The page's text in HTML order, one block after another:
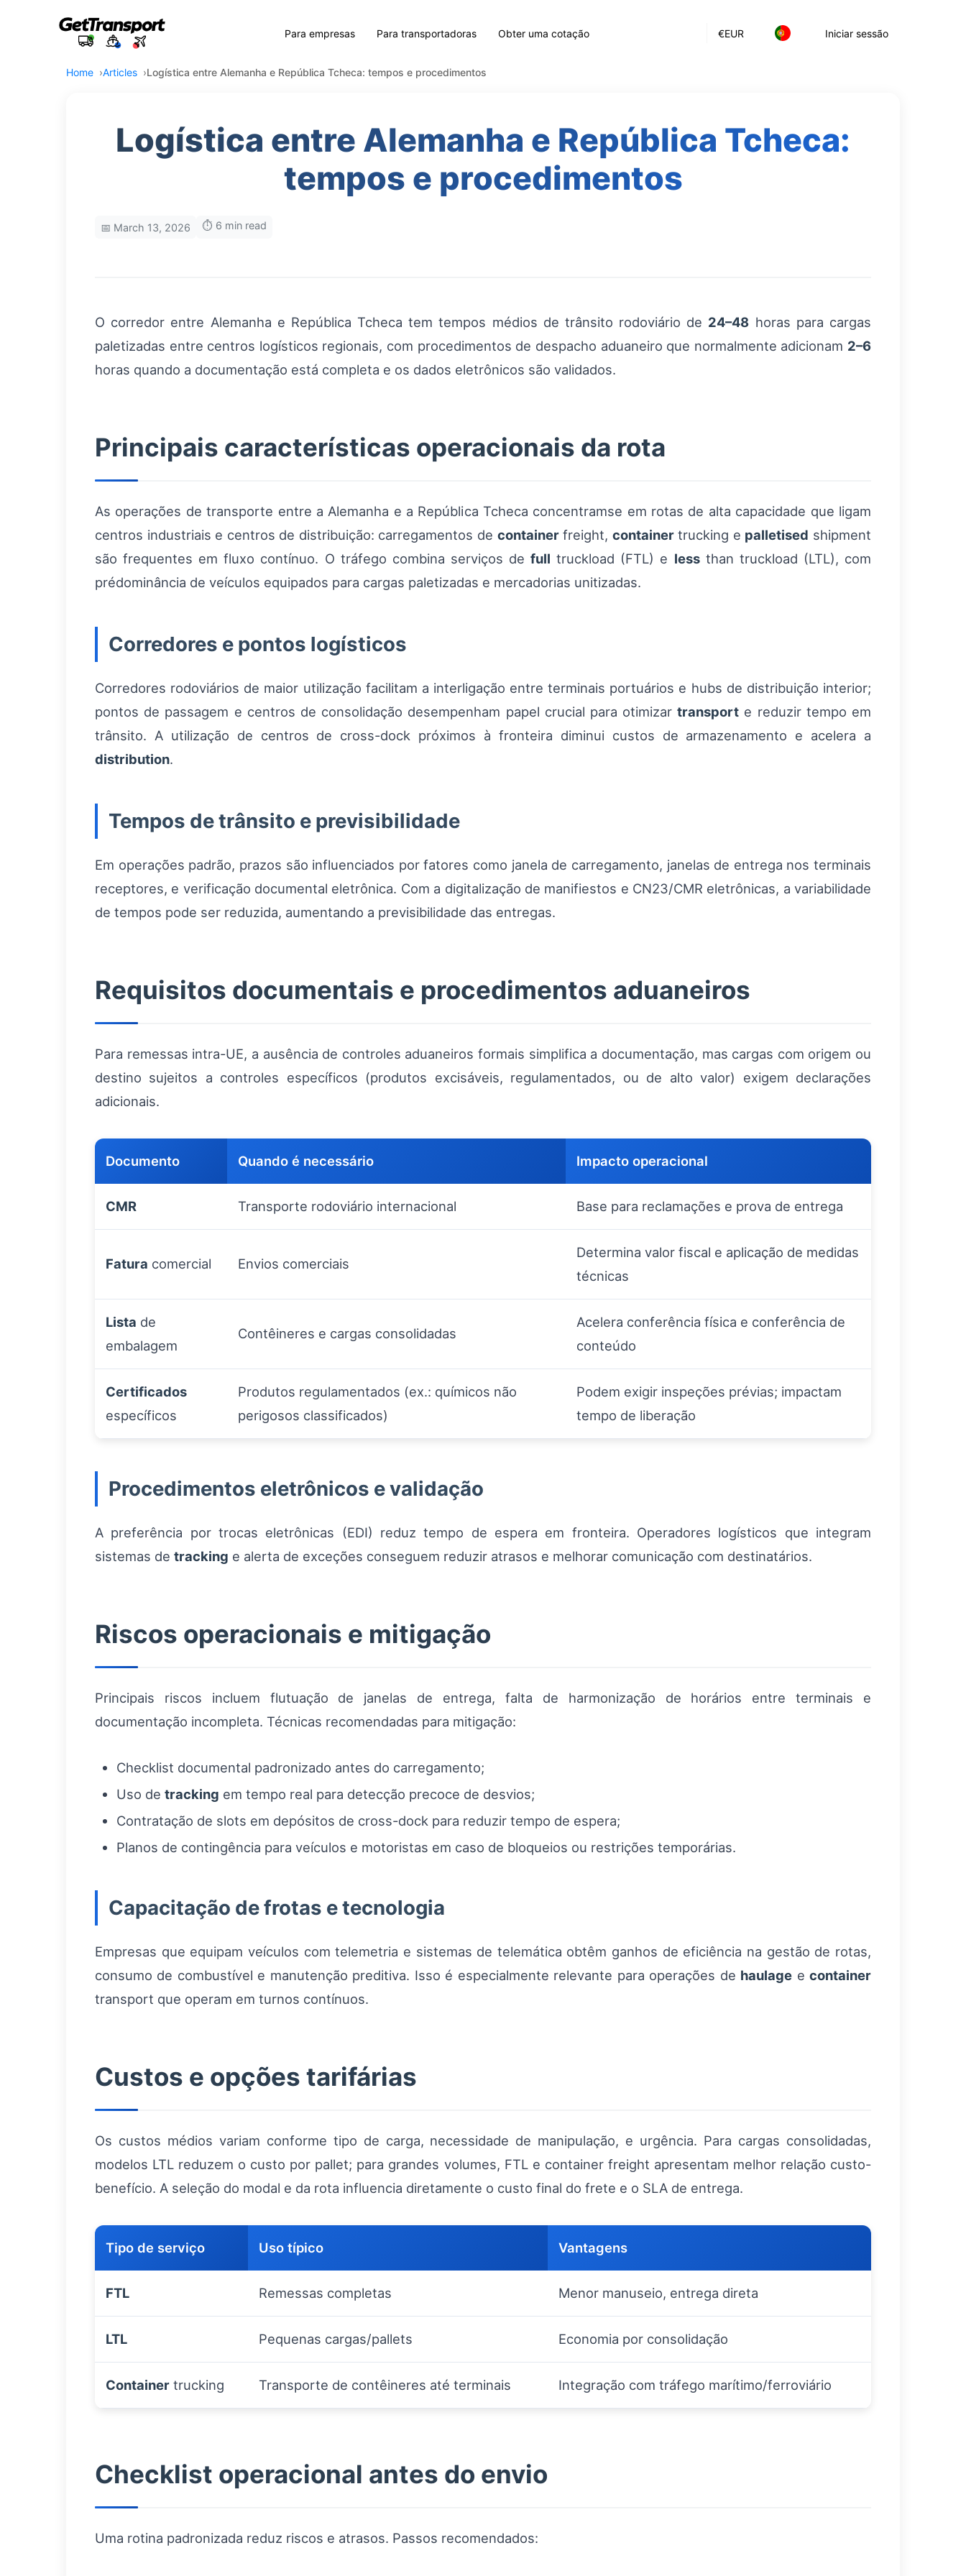
€EUR Iniciar sessão
Para empresas Para transportadoras Obter uma cotação
Home Articles Logística entre Alemanha e República Tcheca: tempos e procedimentos
Logística entre Alemanha e República Tcheca:
tempos e procedimentos
📅 March 13, 2026 ⏱️ 6 min read
O corredor entre Alemanha e República Tcheca tem tempos médios de trânsito rodoviário de 24–48 horas para cargas
paletizadas entre centros logísticos regionais, com procedimentos de despacho aduaneiro que normalmente adicionam 2–6
horas quando a documentação está completa e os dados eletrônicos são validados.
Principais características operacionais da rota
As operações de transporte entre a Alemanha e a República Tcheca concentramse em rotas de alta capacidade que ligam
centros industriais e centros de distribuição: carregamentos de containerfreight, containertrucking e palletised shipment
são frequentes em fluxo contínuo. O tráfego combina serviços defull truckload (FTL) e lessthan truckload (LTL), com
prédominância de veículos equipados para cargas paletizadas e mercadorias unitizadas.
Corredores e pontos logísticos
Corredores rodoviários de maior utilização facilitam a interligação entre terminais portuários e hubs de distribuição interior;
pontos de passagem e centros de consolidação desempenham papel crucial para otimizartransport e reduzir tempo em
trânsito. A utilização de centros de cross-dock próximos à fronteira diminui custos de armazenamento e acelera a
distribution.
Tempos de trânsito e previsibilidade
Em operações padrão, prazos são influenciados por fatores como janela de carregamento, janelas de entrega nos terminais
receptores, e verificação documental eletrônica. Com a digitalização de manifiestos e CN23/CMR eletrônicas, a variabilidade
de tempos pode ser reduzida, aumentando a previsibilidade das entregas.
Requisitos documentais e procedimentos aduaneiros
Para remessas intra-UE, a ausência de controles aduaneiros formais simplifica a documentação, mas cargas com origem ou
destino sujeitos a controles específicos (produtos excisáveis, regulamentados, ou de alto valor) exigem declarações
adicionais.
Documento Quando é necessário Impacto operacional
CMR Transporte rodoviário internacional Base para reclamações e prova de entrega
Fatura comercial Envios comerciais
Determina valor fiscal e aplicação de medidas
técnicas
Lista de
embalagem
Contêineres e cargas consolidadas
Acelera conferência física e conferência de
conteúdo
Certificados
específicos
Produtos regulamentados (ex.: químicos não
perigosos classificados)
Podem exigir inspeções prévias; impactam
tempo de liberação
Procedimentos eletrônicos e validação
A preferência por trocas eletrônicas (EDI) reduz tempo de espera em fronteira. Operadores logísticos que integram
sistemas de tracking e alerta de exceções conseguem reduzir atrasos e melhorar comunicação com destinatários.
Riscos operacionais e mitigação
Principais riscos incluem flutuação de janelas de entrega, falta de harmonização de horários entre terminais e
documentação incompleta. Técnicas recomendadas para mitigação:
Checklist documental padronizado antes do carregamento;
Uso de tracking em tempo real para detecção precoce de desvios;
Contratação de slots em depósitos de cross-dock para reduzir tempo de espera;
Planos de contingência para veículos e motoristas em caso de bloqueios ou restrições temporárias.
Capacitação de frotas e tecnologia
Empresas que equipam veículos com telemetria e sistemas de telemática obtêm ganhos de eficiência na gestão de rotas,
consumo de combustível e manutenção preditiva. Isso é especialmente relevante para operações de haulage econtainer
transport que operam em turnos contínuos.
Custos e opções tarifárias
Os custos médios variam conforme tipo de carga, necessidade de manipulação, e urgência. Para cargas consolidadas,
modelos LTL reduzem o custo por pallet; para grandes volumes, FTL e container freight apresentam melhor relação custo-
benefício. A seleção do modal e da rota influencia diretamente o custo final do frete e o SLA de entrega.
Tipo de serviço Uso típico Vantagens
FTL Remessas completas Menor manuseio, entrega direta
LTL Pequenas cargas/pallets Economia por consolidação
Container trucking Transporte de contêineres até terminais Integração com tráfego marítimo/ferroviário
Checklist operacional antes do envio
Uma rotina padronizada reduz riscos e atrasos. Passos recomendados: